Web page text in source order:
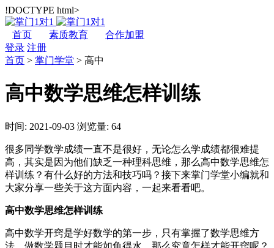
!DOCTYPE html>
首页 素质教育
合作加盟
登录 注册
首页 > 掌门学堂 > 高中
高中数学思维怎样训练
时间: 2021-09-03 浏览量: 64
很多同学数学成绩一直不是很好，无论怎么学成绩都很难提
高，其实是因为他们缺乏一种理科思维，那么高中数学思维怎
样训练？有什么好的方法和技巧吗？接下来掌门学堂小编就和
大家分享一些关于这方面内容，一起来看看吧。
高中数学思维怎样训练
高中数学开窍是学好数学的第一步，只有掌握了数学思维方
法，做数学题目时才能如鱼得水。那么究竟怎样才能开窍呢？